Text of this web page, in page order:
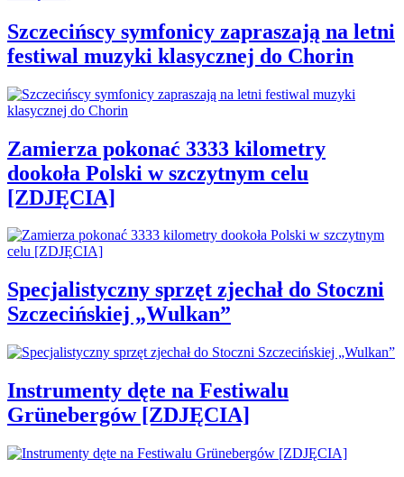
Szczecińscy symfonicy zapraszają na letni
festiwal muzyki klasycznej do Chorin
Zamierza pokonać 3333 kilometry
dookoła Polski w szczytnym celu
[ZDJĘCIA]
Specjalistyczny sprzęt zjechał do Stoczni
Szczecińskiej „Wulkan”
Instrumenty dęte na Festiwalu
Grünebergów [ZDJĘCIA]